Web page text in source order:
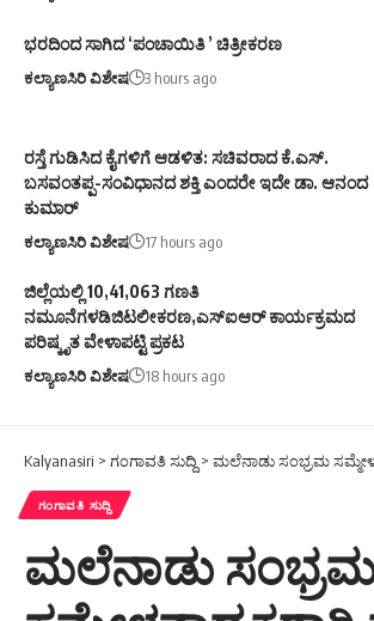
ಭರದಿಂದ ಸಾಗಿದ ‘ಪಂಚಾಯಿತಿ ’ ಚಿತ್ರೀಕರಣ
ಕಲ್ಯಾಣಸಿರಿ ವಿಶೇಷ 3 hours ago
ರಸ್ತೆ ಗುಡಿಸಿದ ಕೈಗಳಿಗೆ ಆಡಳಿತ: ಸಚಿವರಾದ ಕೆ.ಎಸ್.
ಬಸವಂತಪ್ಪ-ಸಂವಿಧಾನದ ಶಕ್ತಿ ಎಂದರೇ ಇದೇ ಡಾ. ಆನಂದ
ಕುಮಾರ್
ಕಲ್ಯಾಣಸಿರಿ ವಿಶೇಷ 17 hours ago
ಜಿಲ್ಲೆಯಲ್ಲಿ 10,41,063 ಗಣತಿ
ನಮೂನೆಗಳಡಿಜಿಟಲೀಕರಣ,ಎಸ್ಐಆರ್ ಕಾರ್ಯಕ್ರಮದ
ಪರಿಷ್ಕೃತ ವೇಳಾಪಟ್ಟಿ ಪ್ರಕಟ
ಕಲ್ಯಾಣಸಿರಿ ವಿಶೇಷ 18 hours ago
Kalyanasiri > ಗಂಗಾವತಿ ಸುದ್ದಿ > ಮಲೆನಾಡು ಸಂಭ್ರಮ
ಗಂಗಾವತಿ ಸುದ್ದಿ
ಮಲೆನಾಡು